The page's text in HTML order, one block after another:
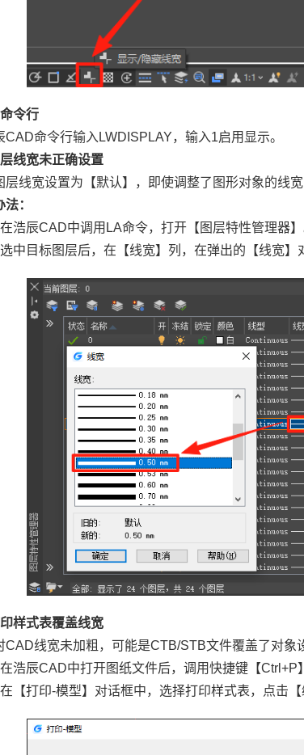
命令行
CAD命令行输入LWDISPLAY，输入1启用显示。
线宽未正确设置
层线宽设置为【默认】，即使调整了图形对象的线宽
：
在浩辰CAD中调用LA命令，打开【图层特性管理器】
选中目标图层后，在【线宽】列，在弹出的【线宽
样式表覆盖线宽
CAD线宽未加粗，可能是CTB/STB文件覆盖了对象
在浩辰CAD中打开图纸文件后，调用快捷键【Ctrl+P
在【打印-模型】对话框中，选择打印样式表，点击【